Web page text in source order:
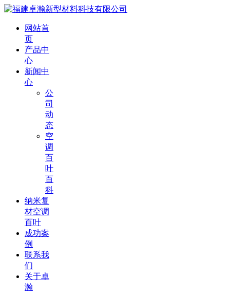
网站首
页
产品中
心
新闻中
心
公
司
动
态
空
调
百
叶
百
科
纳米复
材空调
百叶
成功案
例
联系我
们
关于卓
瀚